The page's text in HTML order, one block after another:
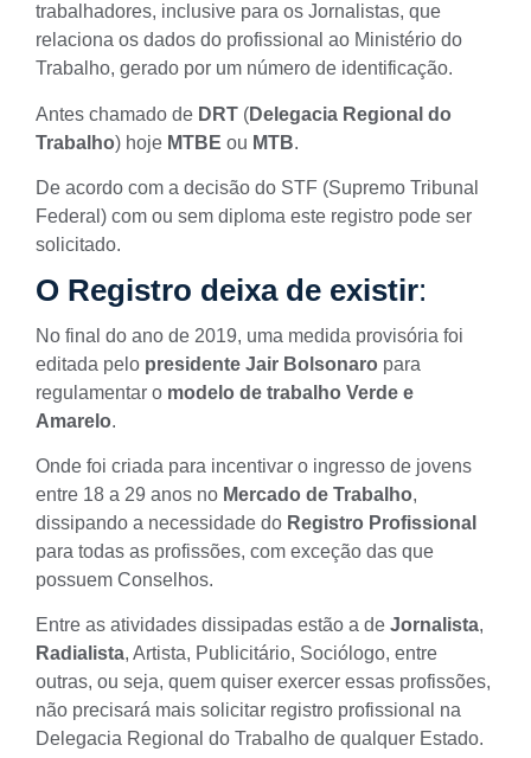
trabalhadores, inclusive para os Jornalistas, que
relaciona os dados do profissional ao Ministério do
Trabalho, gerado por um número de identificação.
Antes chamado de DRT (Delegacia Regional do
Trabalho) hoje MTBE ou MTB.
De acordo com a decisão do STF (Supremo Tribunal
Federal) com ou sem diploma este registro pode ser
solicitado.
O Registro deixa de existir:
No final do ano de 2019, uma medida provisória foi
editada pelo presidente Jair Bolsonaro para
regulamentar o modelo de trabalho Verde e
Amarelo.
Onde foi criada para incentivar o ingresso de jovens
entre 18 a 29 anos no Mercado de Trabalho,
dissipando a necessidade do Registro Profissional
para todas as profissões, com exceção das que
possuem Conselhos.
Entre as atividades dissipadas estão a de Jornalista,
Radialista, Artista, Publicitário, Sociólogo, entre
outras, ou seja, quem quiser exercer essas profissões,
não precisará mais solicitar registro profissional na
Delegacia Regional do Trabalho de qualquer Estado.